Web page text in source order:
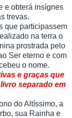
e obterá insígnes
trevas.
que participassem
na terra o
prostrada pelo
Ser eterno e com
o nome.
e graças que
separado em
do Altíssimo, a
sua Rainha e